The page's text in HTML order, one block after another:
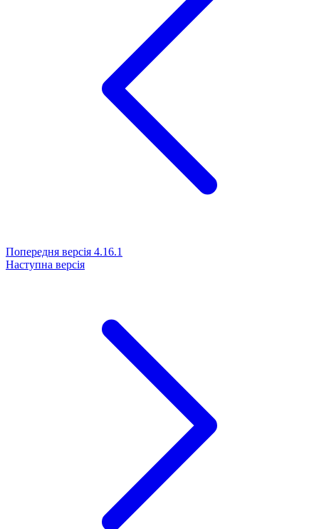
Попередня версія 4.16.1
Наступна версія